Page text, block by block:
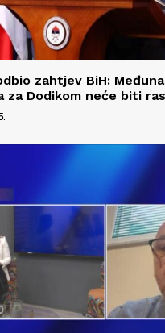
zahtjev BiH:
za Dodikom neće biti